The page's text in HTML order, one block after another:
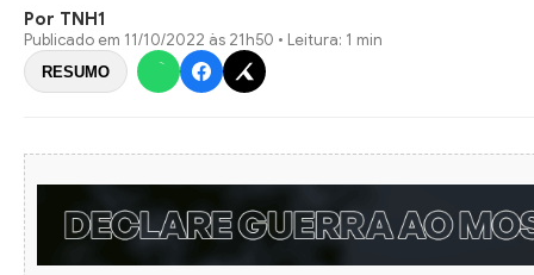
Por TNH1
Publicado em 11/10/2022 às 21h50 • Leitura: 1 min
RESUMO